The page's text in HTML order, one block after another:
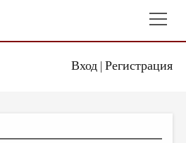
Вход| Регистрация